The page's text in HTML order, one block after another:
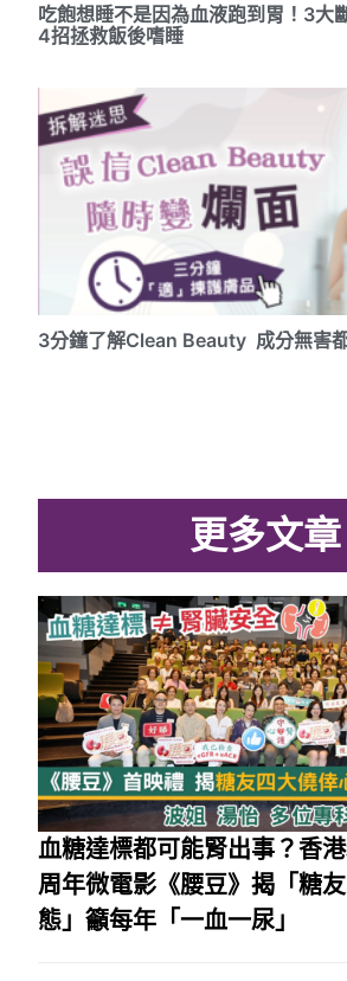
吃飽想睡不是因為血液跑到胃！3大
4招拯救飯後嗜睡
3分鐘了解Clean Beauty 成分無害
更多文章
血糖達標都可能腎出事？香
周年微電影《腰豆》揭「糖
態」籲每年「一血一尿」